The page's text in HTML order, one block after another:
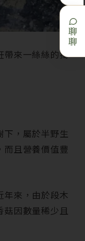
帶來一絲絲的獨
，屬於半野生
且營養價值豐
來，由於段木
因數量稀少且
聊聊